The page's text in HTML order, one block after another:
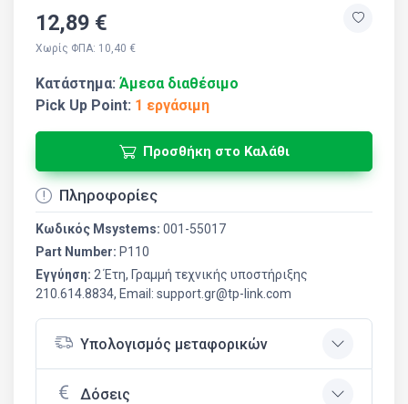
12,89 €
Χωρίς ΦΠΑ: 10,40 €
Κατάστημα: Άμεσα διαθέσιμο
Pick Up Point: 1 εργάσιμη
Προσθήκη στο Καλάθι
Πληροφορίες
Κωδικός Msystems: 001-55017
Part Number: P110
Εγγύηση: 2 Έτη, Γραμμή τεχνικής υποστήριξης
210.614.8834, Email: support.gr@tp-link.com
Υπολογισμός μεταφορικών
Δόσεις